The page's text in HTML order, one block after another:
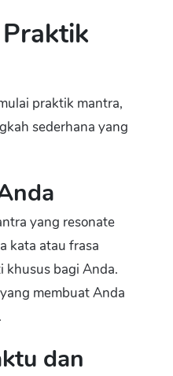
praktik mantra,
sederhana yang
yang resonate
kata atau frasa
khusus bagi Anda.
membuat Anda
dan